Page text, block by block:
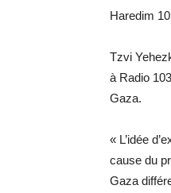
Haredim 10
Tzvi
à Radio
Gaza.
« L’idée
cause du
Gaza